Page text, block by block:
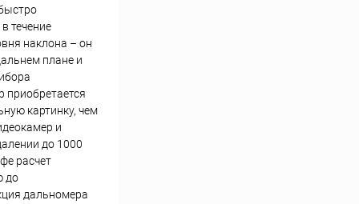
течение
наклона – он
плане и
приобретается
картинку, чем
и
до 1000
расчет
до
дальномера